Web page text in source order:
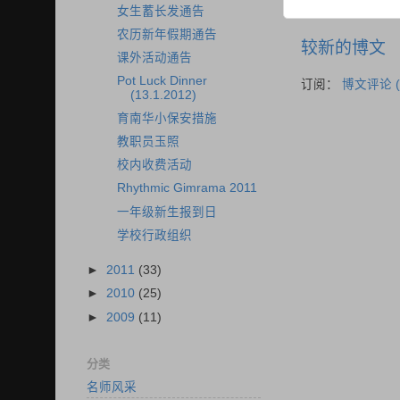
较新的博文
订阅： 博文评论
女生蓄长发通告
农历新年假期通告
课外活动通告
Pot Luck Dinner
(13.1.2012)
育南华小保安措施
教职员玉照
校内收费活动
Rhythmic Gimrama 2011
一年级新生报到日
学校行政组织
► 2011 (33)
► 2010 (25)
► 2009 (11)
分类
名师风采